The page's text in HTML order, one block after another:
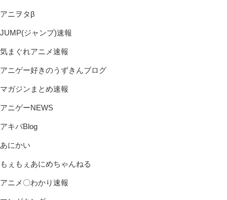
アニヲタβ
JUMP(ジャンプ)速報
気まぐれアニメ速報
アニゲー好きのうずきんブログ
マガジンまとめ速報
アニゲーNEWS
アキバBlog
あにかい
もぇもぇあにめちゃんねる
アニメ〇わかり速報